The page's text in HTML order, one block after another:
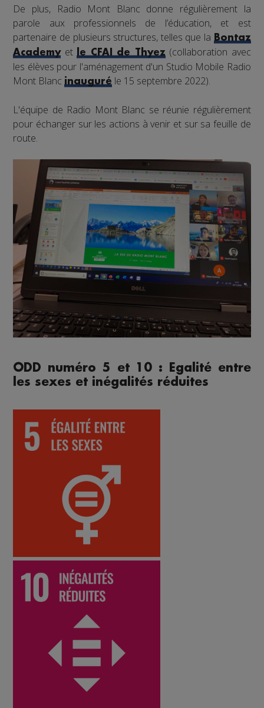
De plus, Radio Mont Blanc donne régulièrement la
parole aux professionnels de l’éducation, et est
partenaire de plusieurs structures, telles que la
Bontaz
Academyet le CFAI de Thyez(collaboration avec
les élèves pour l'aménagement d'un Studio Mobile Radio
Mont Blancinauguré le 15 septembre 2022).
L'équipe de Radio Mont Blanc se réunie régulièrement
pour échanger sur les actions à venir et sur sa feuille de
route.
ODD numéro 5 et 10 : Egalité entre
les sexes et inégalités réduites